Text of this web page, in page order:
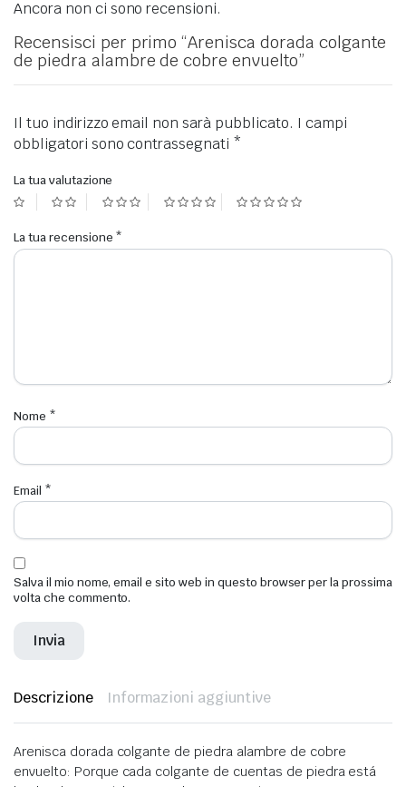
Ancora non ci sono recensioni.
Recensisci per primo “Arenisca dorada colgante
de piedra alambre de cobre envuelto”
Il tuo indirizzo email non sarà pubblicato. I campi
obbligatori sono contrassegnati *
La tua valutazione
La tua recensione *
Nome *
Email *
Salva il mio nome, email e sito web in questo browser per la prossima
volta che commento.
Descrizione Informazioni aggiuntive
Arenisca dorada colgante de piedra alambre de cobre
envuelto: Porque cada colgante de cuentas de piedra está